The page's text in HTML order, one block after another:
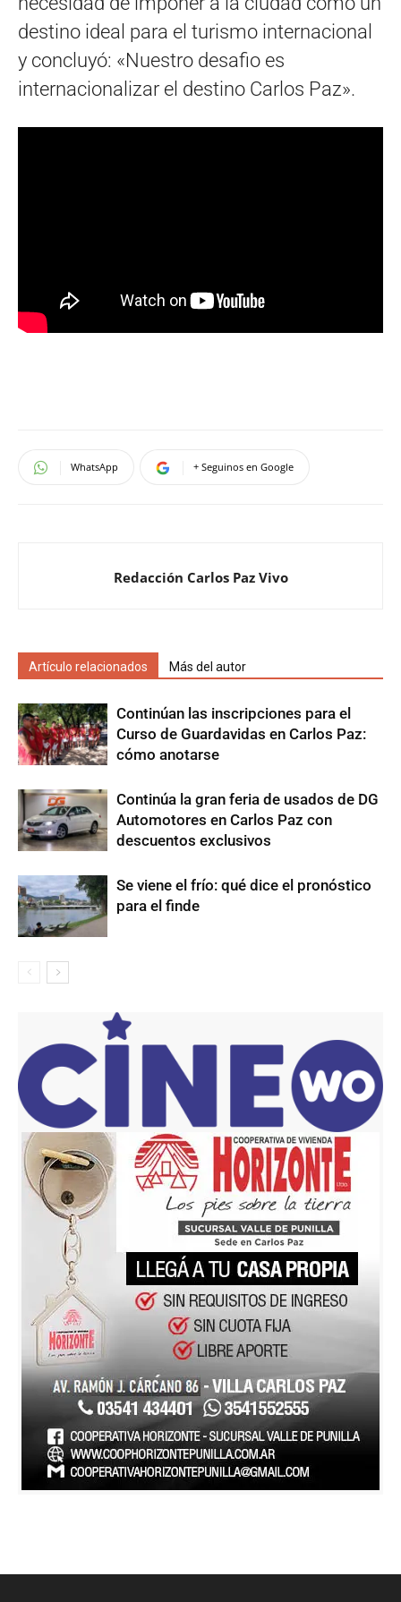
destino ideal para el turismo internacional
y concluyó: «Nuestro desafio es
internacionalizar el destino Carlos Paz».
WhatsApp + Seguinos en Google
Redacción Carlos Paz Vivo
Artículo relacionados Más del autor
Continúan las inscripciones para el
Curso de Guardavidas en Carlos Paz:
cómo anotarse
Continúa la gran feria de usados de DG
Automotores en Carlos Paz con
descuentos exclusivos
Se viene el frío: qué dice el pronóstico
para el finde